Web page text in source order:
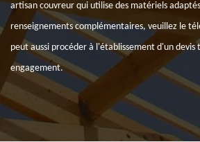
artisan couvreur qui utilise des matériels
renseignements complémentaires, veuillez le
peut aussi procéder à l'établissement d'un
engagement.